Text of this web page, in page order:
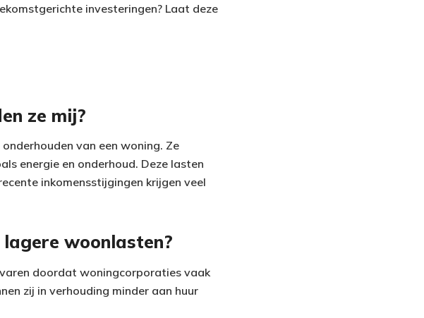
investeringen? Laat deze
ze mij?
van een woning. Ze
energie en onderhoud. Deze lasten
inkomensstijgingen krijgen veel
woonlasten?
doordat woningcorporaties vaak
zij in verhouding minder aan huur